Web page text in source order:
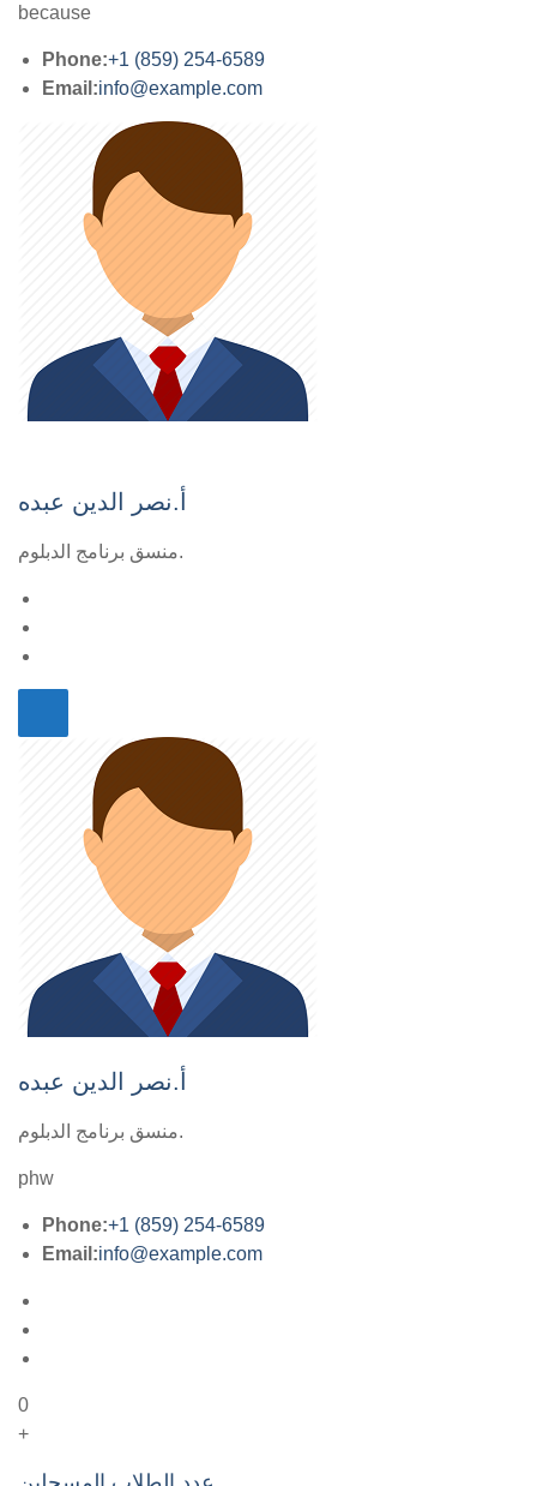
because
Phone:+1 (859) 254-6589
Email:info@example.com
أ.نصر الدين عبده
منسق برنامج الدبلوم.
أ.نصر الدين عبده
منسق برنامج الدبلوم.
phw
Phone:+1 (859) 254-6589
Email:info@example.com
0
+